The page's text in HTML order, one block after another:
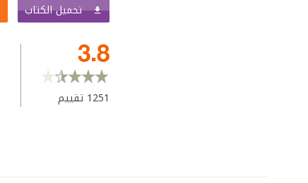
تحميل الكتاب
3.8
1251 تقييم